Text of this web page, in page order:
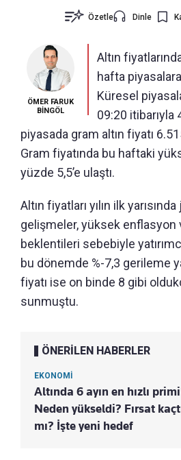
Özetle Dinle
ÖMER FARUK
BİNGÖL
Altın
hafta
Küresel
09:20 itibarıyla
piyasada gram altın fiyatı
Gram fiyatında bu haftaki
yüzde 5,5’e ulaştı.
Altın fiyatları yılın ilk
gelişmeler, yüksek enflasyon
beklentileri sebebiyle
bu dönemde %-7,3 gerileme
fiyatı ise on binde 8 gibi
sunmuştu.
ÖNERİLEN HABERLER
EKONOMİ
Altında 6 ayın en hızlı
Neden yükseldi? Fırsat
mı? İşte yeni hedef